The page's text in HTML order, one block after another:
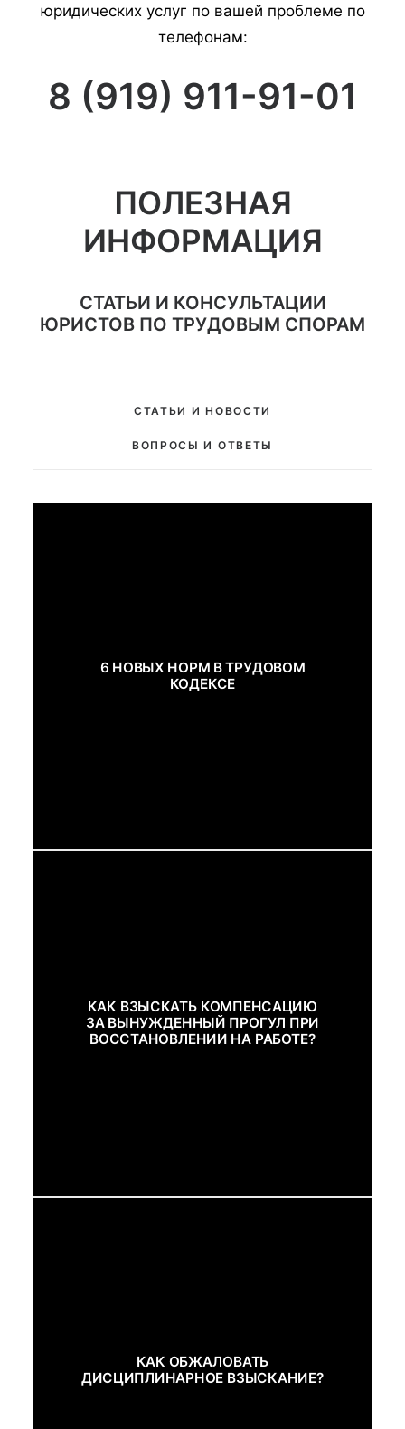
юридических услуг по вашей проблеме по
телефонам:
8 (919) 911-91-01
ПОЛЕЗНАЯ
ИНФОРМАЦИЯ
СТАТЬИ И КОНСУЛЬТАЦИИ
ЮРИСТОВ ПО ТРУДОВЫМ СПОРАМ
СТАТЬИ И НОВОСТИ
ВОПРОСЫ И ОТВЕТЫ
6 НОВЫХ НОРМ В ТРУДОВОМ
КОДЕКСЕ
КАК ВЗЫСКАТЬ КОМПЕНСАЦИЮ
ЗА ВЫНУЖДЕННЫЙ ПРОГУЛ ПРИ
ВОССТАНОВЛЕНИИ НА РАБОТЕ?
КАК ОБЖАЛОВАТЬ
ДИСЦИПЛИНАРНОЕ ВЗЫСКАНИЕ?